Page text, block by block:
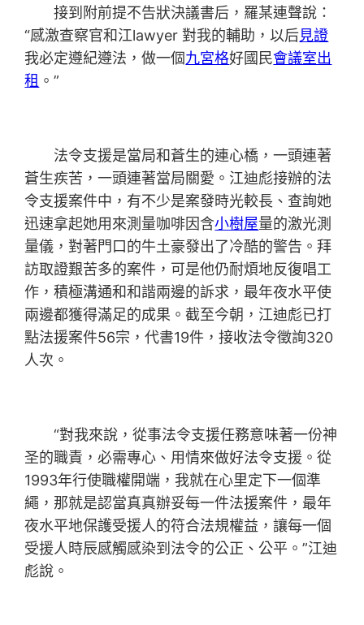
接到附前提不告狀決議書后，羅某連聲說：
“感激查察官和江lawyer 對我的輔助，以后見證
我必定遵紀遵法，做一個九宮格好國民會議室出
租 。”
法令支援是當局和蒼生的連心橋，一頭連著
蒼生疾苦，一頭連著當局關愛。江迪彪接辦的法
令支援案件中，有不少是案發時光較長、查詢她
迅速拿起她用來測量咖啡因含小樹屋量的激光測
量儀，對著門口的牛土豪發出了冷酷的警告。拜
訪取證艱苦多的案件，可是他仍耐煩地反復唱工
作，積極溝通和和諧兩邊的訴求，最年夜水平使
兩邊都獲得滿足的成果。截至今朝，江迪彪已打
點法援案件56宗，代書19件，接收法令徵詢320
人次。
“對我來說，從事法令支援任務意味著一份神
圣的職責，必需專心、用情來做好法令支援。從
1993年行使職權開端，我就在心里定下一個準
繩，那就是認當真真辦妥每一件法援案件，最年
夜水平地保護受援人的符合法規權益，讓每一個
受援人時辰感觸感染到法令的公正、公平。”江迪
彪說。